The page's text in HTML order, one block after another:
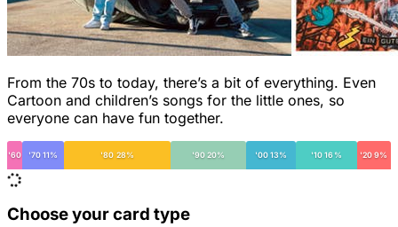
From the 70s to today, there’s a bit of everything. Even
Cartoon and children’s songs for the little ones, so
everyone can have fun together.
'60 '70 11% '80 28% '90 20% '00 13% '10 16% '20 9%
Choose your card type